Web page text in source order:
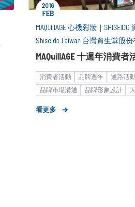
2016
FEB
MAQuillAGE 心機彩妝 ｜
Shiseido Taiwan 台灣資生堂股
MAQuillAGE 十週年消費者
消費者活動 品牌週年 通路活動
品牌市場溝通
品牌形象設計
看更多